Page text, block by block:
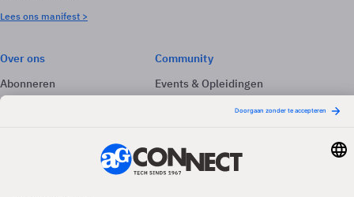
Lees ons manifest >
Over ons
Abonneren
Adverteren
Community
Events & Opleidingen